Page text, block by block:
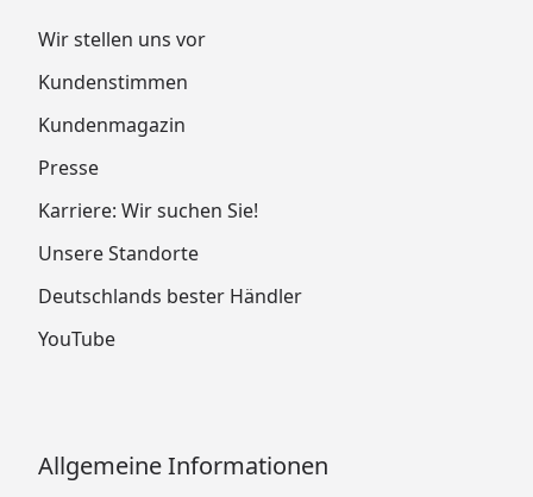
Wir stellen uns vor
Kundenstimmen
Kundenmagazin
Presse
Karriere: Wir suchen Sie!
Unsere Standorte
Deutschlands bester Händler
YouTube
Allgemeine Informationen